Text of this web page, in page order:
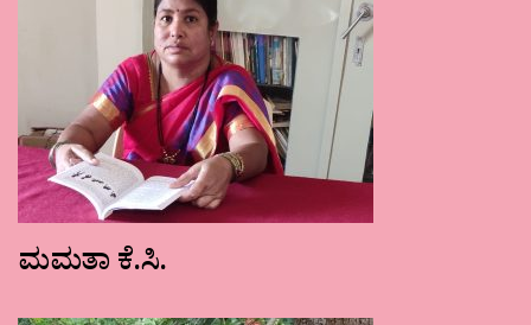
ಮಮತಾ ಕೆ.ಸಿ.